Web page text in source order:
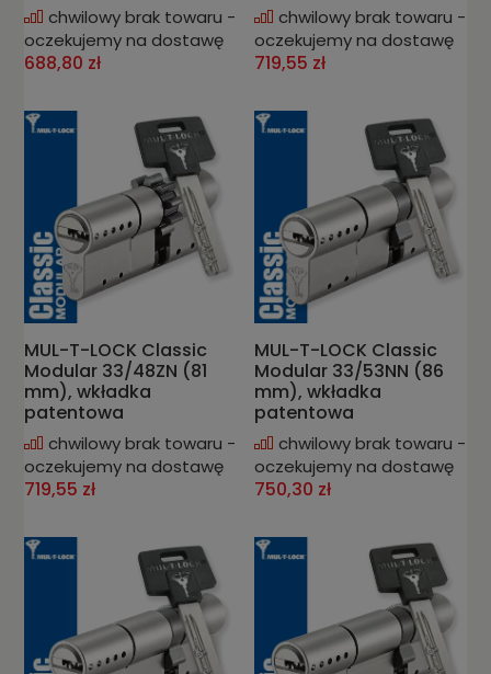
chwilowy brak towaru -
oczekujemy na dostawę
688,80 zł
chwilowy brak towaru -
oczekujemy na dostawę
719,55 zł
MUL-T-LOCK Classic
Modular 33/48ZN (81
mm), wkładka
patentowa
chwilowy brak towaru -
oczekujemy na dostawę
719,55 zł
MUL-T-LOCK Classic
Modular 33/53NN (86
mm), wkładka
patentowa
chwilowy brak towaru -
oczekujemy na dostawę
750,30 zł